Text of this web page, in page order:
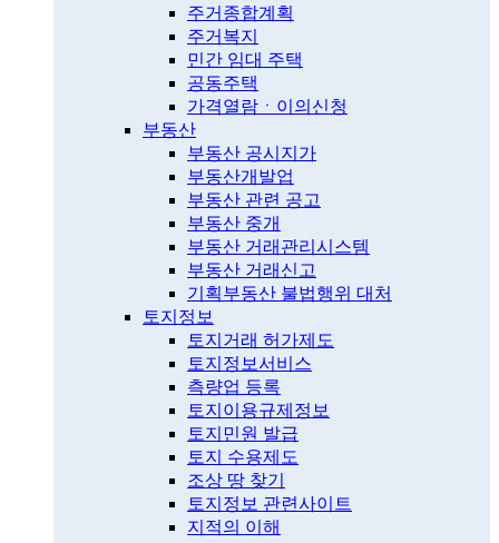
주거종합계획
주거복지
민간 임대 주택
공동주택
가격열람ㆍ이의신청
부동산
부동산 공시지가
부동산개발업
부동산 관련 공고
부동산 중개
부동산 거래관리시스템
부동산 거래신고
기획부동산 불법행위 대처
토지정보
토지거래 허가제도
토지정보서비스
측량업 등록
토지이용규제정보
토지민원 발급
토지 수용제도
조상 땅 찾기
토지정보 관련사이트
지적의 이해